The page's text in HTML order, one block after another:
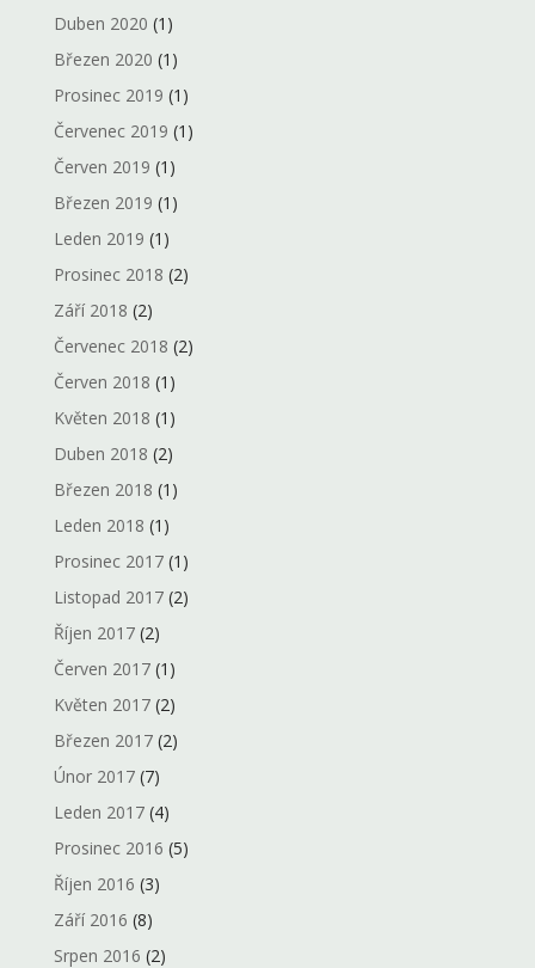
Duben 2020 (1)
Březen 2020 (1)
Prosinec 2019 (1)
Červenec 2019 (1)
Červen 2019 (1)
Březen 2019 (1)
Leden 2019 (1)
Prosinec 2018 (2)
Září 2018 (2)
Červenec 2018 (2)
Červen 2018 (1)
Květen 2018 (1)
Duben 2018 (2)
Březen 2018 (1)
Leden 2018 (1)
Prosinec 2017(1)
Listopad 2017(2)
Říjen 2017(2)
Červen 2017(1)
Květen 2017(2)
Březen 2017(2)
Únor 2017(7)
Leden 2017(4)
Prosinec 2016 (5)
Říjen 2016 (3)
Září 2016 (8)
Srpen 2016 (2)